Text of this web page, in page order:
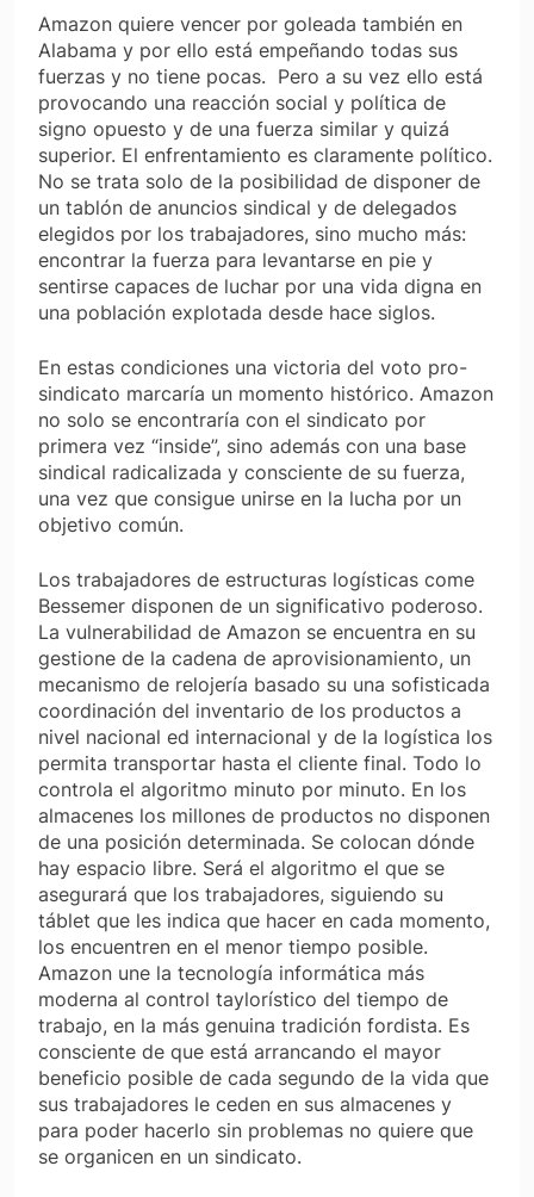
Amazon quiere vencer por goleada también en
Alabama y por ello está empeñando todas sus
fuerzas y no tiene pocas. Pero a su vez ello está
provocando una reacción social y política de
signo opuesto y de una fuerza similar y quizá
superior. El enfrentamiento es claramente político.
No se trata solo de la posibilidad de disponer de
un tablón de anuncios sindical y de delegados
elegidos por los trabajadores, sino mucho más:
encontrar la fuerza para levantarse en pie y
sentirse capaces de luchar por una vida digna en
una población explotada desde hace siglos.
En estas condiciones una victoria del voto pro-
sindicato marcaría un momento histórico. Amazon
no solo se encontraría con el sindicato por
primera vez “inside”, sino además con una base
sindical radicalizada y consciente de su fuerza,
una vez que consigue unirse en la lucha por un
objetivo común.
Los trabajadores de estructuras logísticas come
Bessemer disponen de un significativo poderoso.
La vulnerabilidad de Amazon se encuentra en su
gestione de la cadena de aprovisionamiento, un
mecanismo de relojería basado su una sofisticada
coordinación del inventario de los productos a
nivel nacional ed internacional y de la logística los
permita transportar hasta el cliente final. Todo lo
controla el algoritmo minuto por minuto. En los
almacenes los millones de productos no disponen
de una posición determinada. Se colocan dónde
hay espacio libre. Será el algoritmo el que se
asegurará que los trabajadores, siguiendo su
táblet que les indica que hacer en cada momento,
los encuentren en el menor tiempo posible.
Amazon une la tecnología informática más
moderna al control taylorístico del tiempo de
trabajo, en la más genuina tradición fordista. Es
consciente de que está arrancando el mayor
beneficio posible de cada segundo de la vida que
sus trabajadores le ceden en sus almacenes y
para poder hacerlo sin problemas no quiere que
se organicen en un sindicato.